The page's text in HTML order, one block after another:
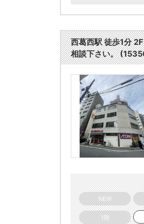
西葛西駅 徒歩1分
相談下さい。
NEW
1階